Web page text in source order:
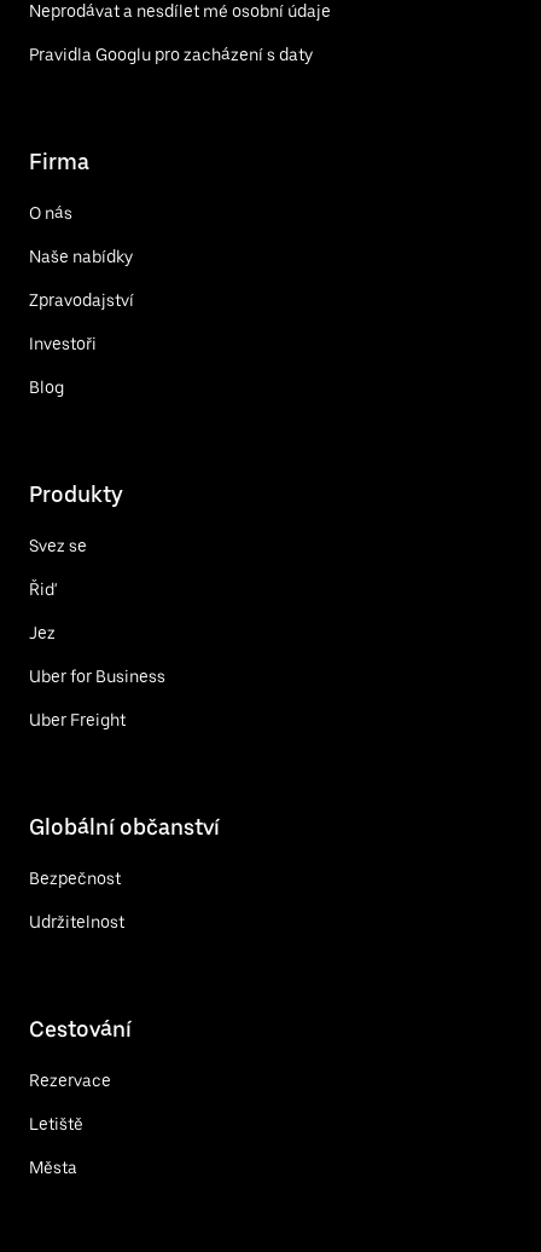
Neprodávat a nesdílet mé osobní údaje
Pravidla Googlu pro zacházení s daty
Firma
O nás
Naše nabídky
Zpravodajství
Investoři
Blog
Produkty
Svez se
Řiď
Jez
Uber for Business
Uber Freight
Globální občanství
Bezpečnost
Udržitelnost
Cestování
Rezervace
Letiště
Města